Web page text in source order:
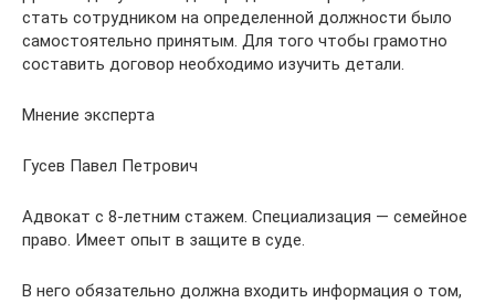
стать сотрудником на определенной должности было
самостоятельно принятым. Для того чтобы грамотно
составить договор необходимо изучить детали.
Мнение эксперта
Гусев Павел Петрович
Адвокат с 8-летним стажем. Специализация — семейное
право. Имеет опыт в защите в суде.
В него обязательно должна входить информация о том,